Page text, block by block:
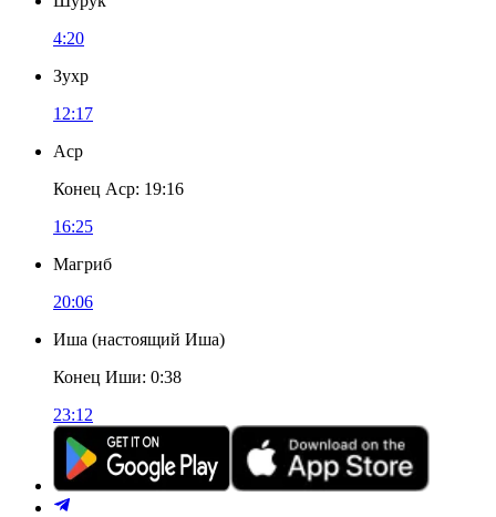
4:20
Зухр
12:17
Аср
Конец Аср: 19:16
16:25
Магриб
20:06
Иша (настоящий Иша)
Конец Иши: 0:38
23:12